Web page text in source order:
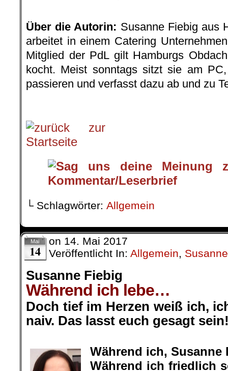
Über die Autorin: Susanne Fiebig aus
arbeitet in einem Catering
Mitglied der PdL gilt Hamburgs
kocht. Meist sonntags sitzt sie am
passieren und verfasst dazu ab und zu
└ Schlagwörter: Allgemein
Mai
14
on 14. Mai 2017
Veröffentlicht In: Allgemein,
Susanne Fiebig
Während ich lebe…
Doch tief im Herzen weiß ich,
naiv. Das lasst euch gesagt
Während ich,
Während ich friedlich